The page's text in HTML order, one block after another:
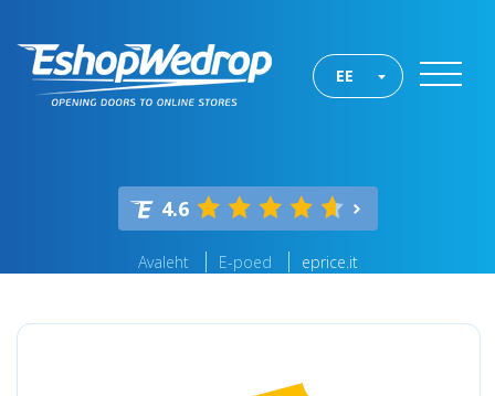
EE
4.6
Avaleht E-poed eprice.it